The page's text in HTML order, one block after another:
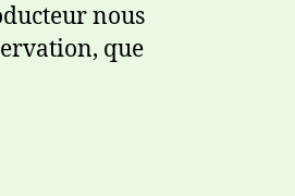
nous
que